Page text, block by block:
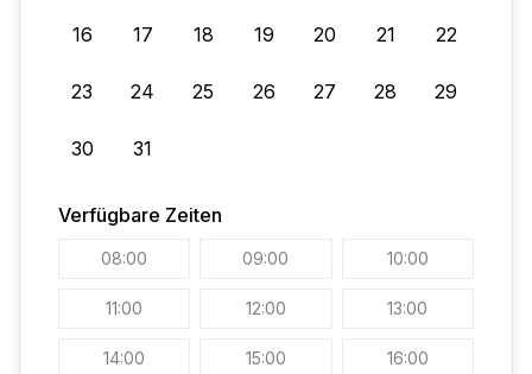
16 17 18 19 20 21 22
23 24 25 26 27 28 29
30 31
Verfügbare Zeiten
08:00 09:00 10:00
11:00 12:00 13:00
14:00 15:00 16:00